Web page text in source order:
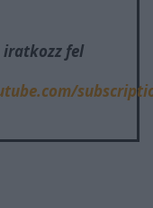
iratkozz fel